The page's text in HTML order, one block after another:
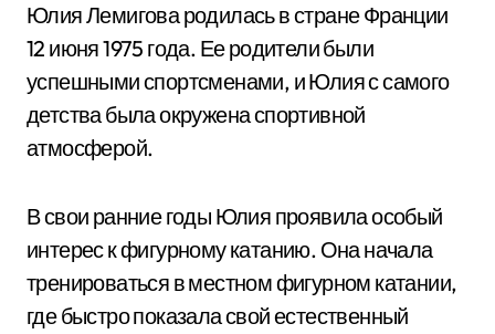
Юлия Лемигова родилась в стране Франции
12 июня 1975 года. Ее родители были
успешными спортсменами, и Юлия с самого
детства была окружена спортивной
атмосферой.
В свои ранние годы Юлия проявила особый
интерес к фигурному катанию. Она начала
тренироваться в местном фигурном катании,
где быстро показала свой естественный